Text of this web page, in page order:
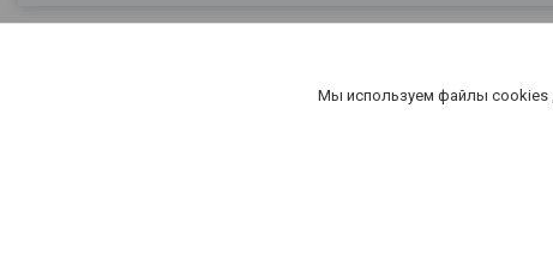
Мы используем файлы cookies